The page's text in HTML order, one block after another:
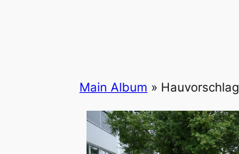
Main Album » Hauvorschlag